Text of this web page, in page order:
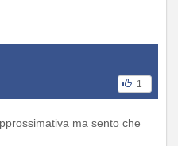
1
ma sento che